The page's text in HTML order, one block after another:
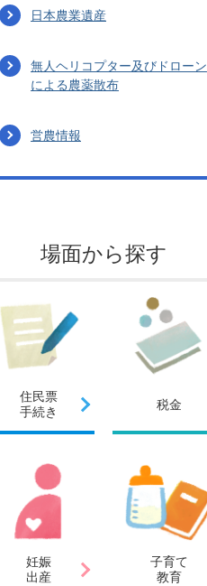
日本農業遺産
無人ヘリコプター及びドローン
による農薬散布
営農情報
場面から探す
住民票
手続き
税金
妊娠
出産
子育て
教育